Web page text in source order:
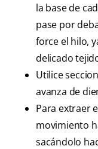
la base de
pase por
force el hilo,
delicado
Utilice
avanza de
Para extraer
movimiento
sacándolo